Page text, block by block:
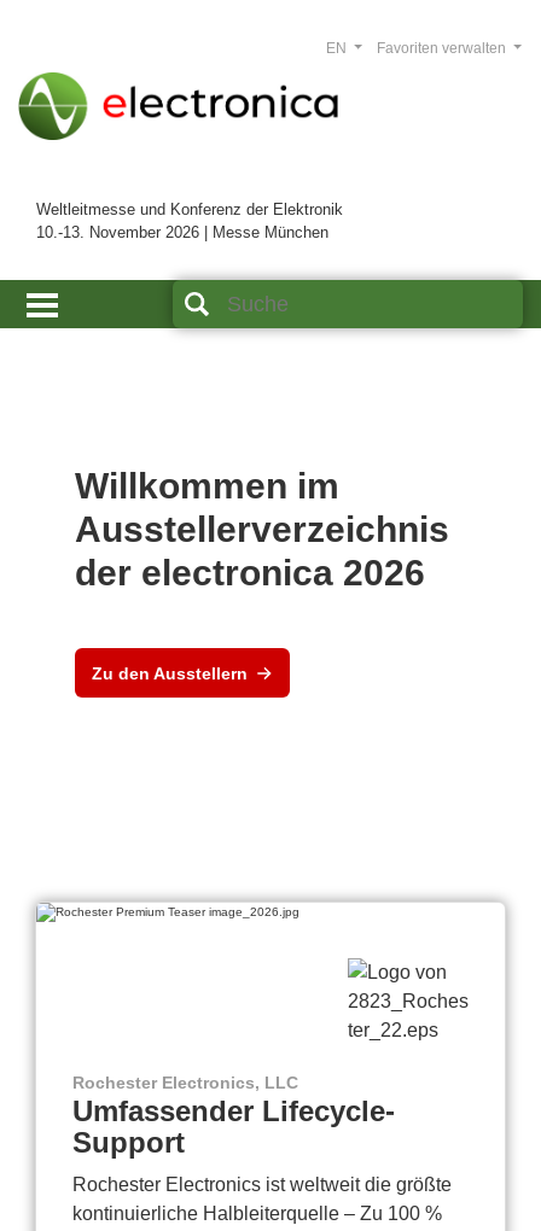
Weltleitmesse und Konferenz der Elektronik
10.-13. November 2026 | Messe München
Favoriten verwalten
EN
Willkommen im
Ausstellerverzeichnis
der electronica 2026
Zu den Ausstellern
Rochester Electronics, LLC
Umfassender Lifecycle-
Support
Rochester Electronics ist weltweit die größte
kontinuierliche Halbleiterquelle – Zu 100 %